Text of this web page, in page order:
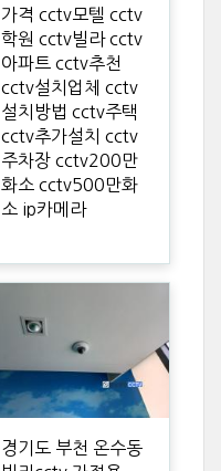
가격 cctv모텔 cctv
학원 cctv빌라 cctv
아파트 cctv추천
cctv설치업체 cctv
설치방법 cctv주택
cctv추가설치 cctv
주차장 cctv200만
화소 cctv500만화
소 ip카메라
경기도 부천 온수동